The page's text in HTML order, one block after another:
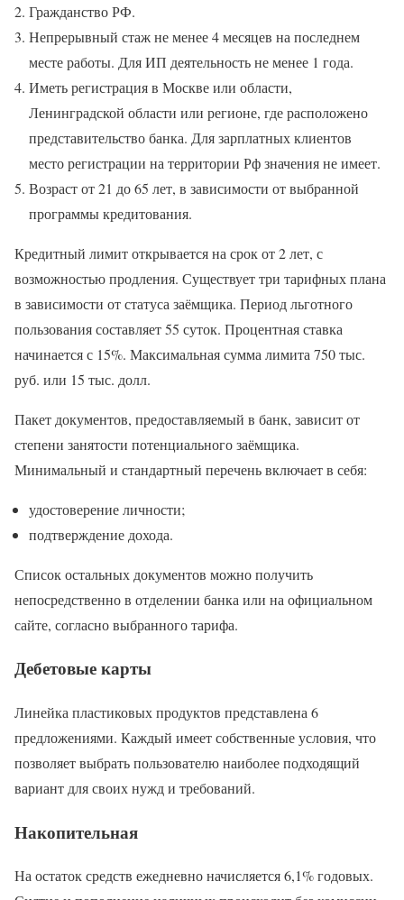
Гражданство РФ.
Непрерывный стаж не менее 4 месяцев на последнем
месте работы. Для ИП деятельность не менее 1 года.
Иметь регистрация в Москве или области,
Ленинградской области или регионе, где расположено
представительство банка. Для зарплатных клиентов
место регистрации на территории Рф значения не имеет.
Возраст от 21 до 65 лет, в зависимости от выбранной
программы кредитования.
Кредитный лимит открывается на срок от 2 лет, с
возможностью продления. Существует три тарифных плана
в зависимости от статуса заёмщика. Период льготного
пользования составляет 55 суток. Процентная ставка
начинается с 15%. Максимальная сумма лимита 750 тыс.
руб. или 15 тыс. долл.
Пакет документов, предоставляемый в банк, зависит от
степени занятости потенциального заёмщика.
Минимальный и стандартный перечень включает в себя:
удостоверение личности;
подтверждение дохода.
Список остальных документов можно получить
непосредственно в отделении банка или на официальном
сайте, согласно выбранного тарифа.
Дебетовые карты
Линейка пластиковых продуктов представлена 6
предложениями. Каждый имеет собственные условия, что
позволяет выбрать пользователю наиболее подходящий
вариант для своих нужд и требований.
Накопительная
На остаток средств ежедневно начисляется 6,1% годовых.